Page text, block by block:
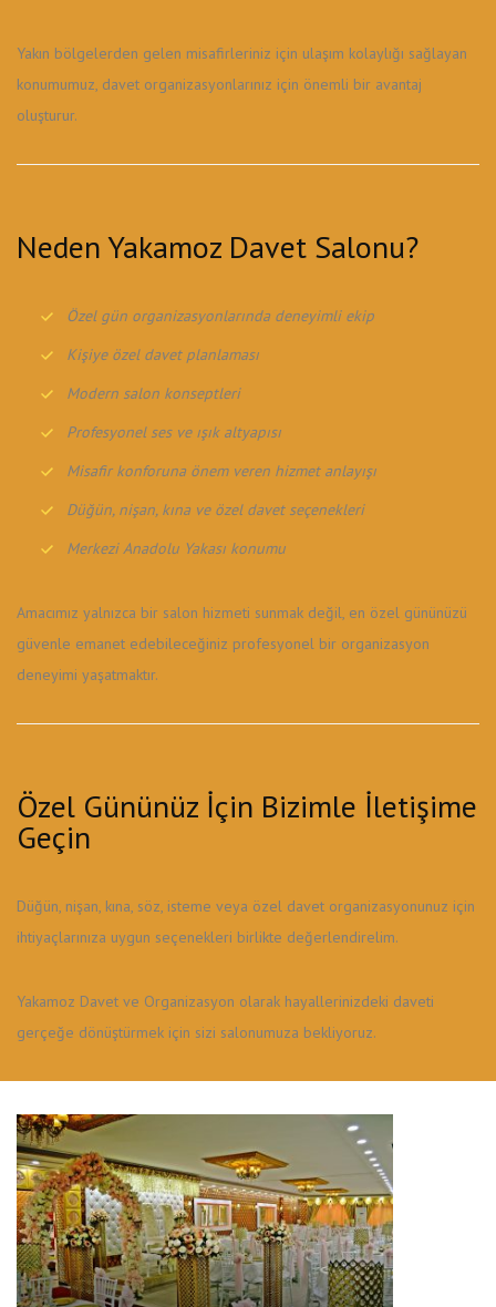
Yakın bölgelerden gelen misafirleriniz için ulaşım kolaylığı sağlayan
konumumuz, davet organizasyonlarınız için önemli bir avantaj
oluşturur.
Neden Yakamoz Davet Salonu?
Özel gün organizasyonlarında deneyimli ekip
Kişiye özel davet planlaması
Modern salon konseptleri
Profesyonel ses ve ışık altyapısı
Misafir konforuna önem veren hizmet anlayışı
Düğün, nişan, kına ve özel davet seçenekleri
Merkezi Anadolu Yakası konumu
Amacımız yalnızca bir salon hizmeti sunmak değil, en özel gününüzü
güvenle emanet edebileceğiniz profesyonel bir organizasyon
deneyimi yaşatmaktır.
Özel Gününüz İçin Bizimle İletişime
Geçin
Düğün, nişan, kına, söz, isteme veya özel davet organizasyonunuz için
ihtiyaçlarınıza uygun seçenekleri birlikte değerlendirelim.
Yakamoz Davet ve Organizasyon olarak hayallerinizdeki daveti
gerçeğe dönüştürmek için sizi salonumuza bekliyoruz.